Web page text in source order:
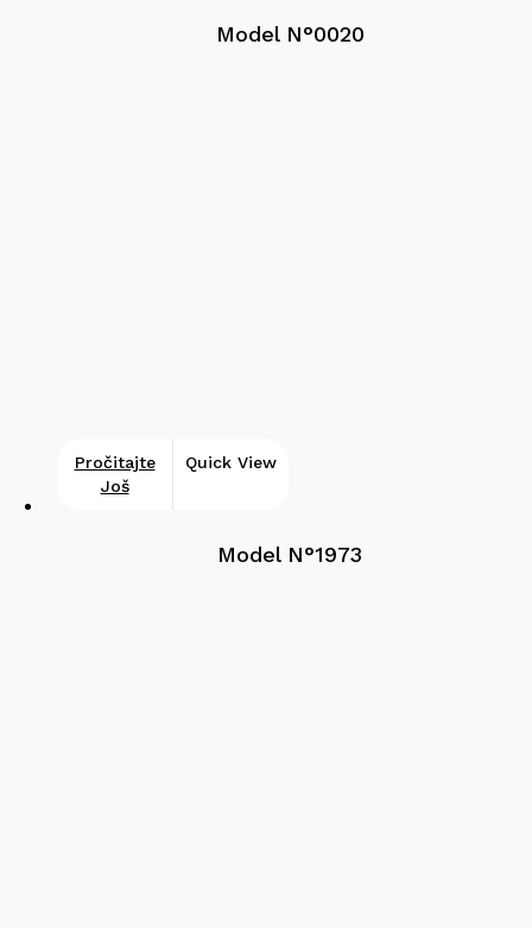
Model N°0020
Pročitajte
Još
Quick View
Model N°1973